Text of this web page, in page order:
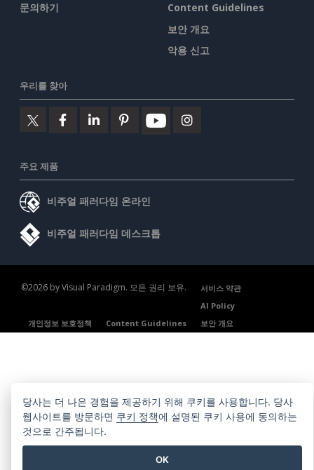
문의하기
Content Guidelines
보안 개요
악용 신고
우리를 찾아
주요 제품
비주얼 패러다임 온라인
비주얼 패러다임 데스크톱
©2026 by Visual Paradigm. 모든 권리 보유.
서비스 약관
AI Policy
개인정보 보호정책
Content Guidelines 보안 개요
당사는 더 나은 경험을 제공하기 위해 쿠키를 사용합니다. 당사
웹사이트를 방문하면 쿠키 정책에 설명된 쿠키 사용에 동의하는
것으로 간주됩니다.
OK